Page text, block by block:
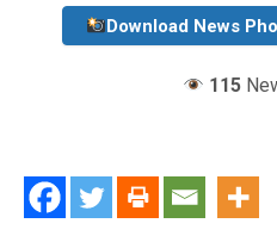
Download News
115